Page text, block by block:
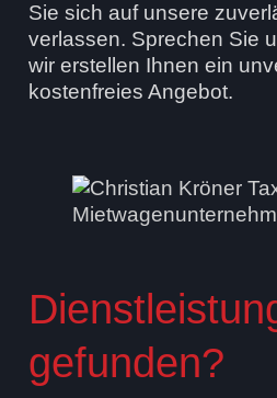
Sie sich auf unsere
verlassen. Sprechen Sie
wir erstellen Ihnen ein
kostenfreies Angebot.
gefunden?